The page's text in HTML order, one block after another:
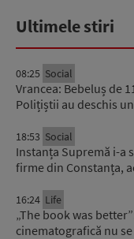
Ultimele stiri
08:25 Social
Vrancea: Bebeluș de
Polițiștii au deschis
18:53 Social
Instanța Supremă i-a
firme din Constanța,
16:24 Life
„The book was
cinematografică nu